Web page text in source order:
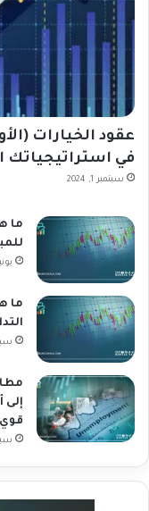
عقود الخيارات
في استراتيجياتك
سبتمبر 1, 2024
يونيو
ما
قوي